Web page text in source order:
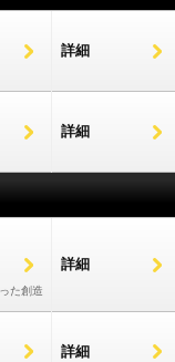
詳細
詳細
た創造
詳細
詳細